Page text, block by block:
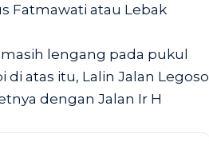
Fatmawati atau Lebak
lengang pada pukul
di atas itu, Lalin Jalan Legoso
dengan Jalan Ir H